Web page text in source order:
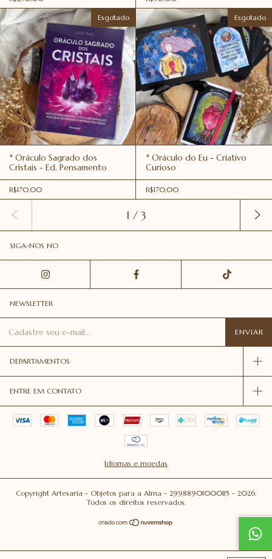
Esgotado
* Oráculo Sagrado dos
Cristais - Ed. Pensamento
R$170,00
Esgotado
* Oráculo do Eu - Criativo
Curioso
R$170,00
1 / 3
SIGA-NOS NO
NEWSLETTER
DEPARTAMENTOS
ENTRE EM CONTATO
Idiomas e moedas
Copyright Artesaria - Objetos para a Alma - 29988901000115 - 2026.
Todos os direitos reservados.